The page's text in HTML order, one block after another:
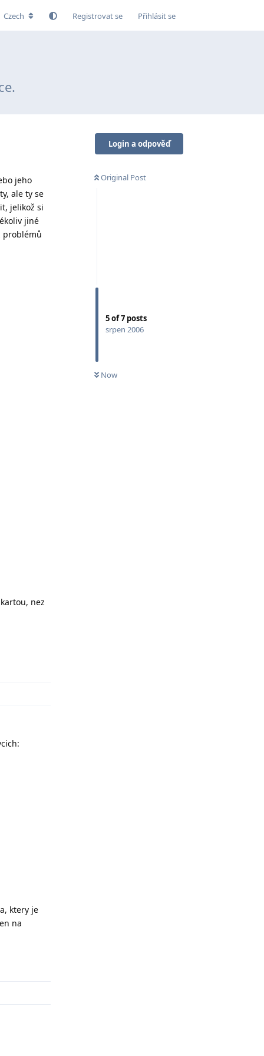
Czech Registrovat se Přihlásit se
Login a odpověď
Original Post
5of7 posts
srpen 2006
Now
jeho
ale ty se
jelikož si
jiné
problémů
nez
ktery je
na